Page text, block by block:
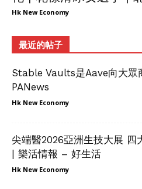
Hk New Economy
最近的帖子
Stable Vaults是Aave向大眾
PANews
Hk New Economy
尖端醫2026亞洲生技大展 四
| 樂活情報 – 好生活
Hk New Economy